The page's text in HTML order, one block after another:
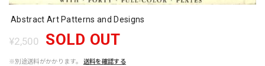
Abstract Art Patterns and Designs
¥2,500 SOLD OUT
※別途送料がかかります。 送料を確認する